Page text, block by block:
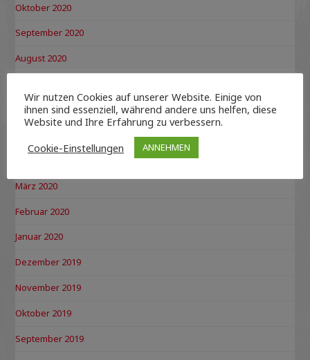
Oktober 2020
September 2020
August 2020
Juni 2020
März 2020
Februar 2020
Januar 2020
Dezember 2019
November 2019
Oktober 2019
September 2019
Wir nutzen Cookies auf unserer Website. Einige von
ihnen sind essenziell, während andere uns helfen, diese
Website und Ihre Erfahrung zu verbessern.
Cookie-Einstellungen
ANNEHMEN